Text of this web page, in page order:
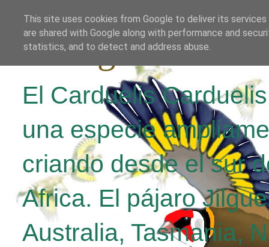
El Jilguero
El Carduelis
una especie
criando desde el sur
Africa. El pájaro
Australia, Tasmania,
This site uses cookies from Google to deliver its
are shared with Google along with performance and
statistics, and to detect and address abuse.